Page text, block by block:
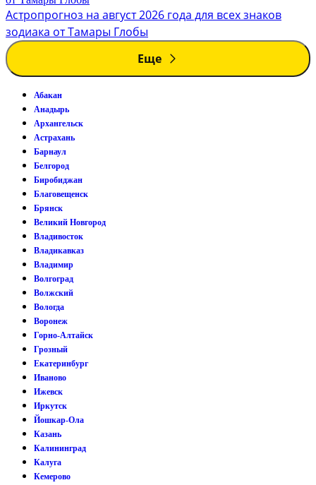
Астропрогноз на август 2026 года для всех знаков
зодиака от Тамары Глобы
Еще
Абакан
Анадырь
Архангельск
Астрахань
Барнаул
Белгород
Биробиджан
Благовещенск
Брянск
Великий Новгород
Владивосток
Владикавказ
Владимир
Волгоград
Волжский
Вологда
Воронеж
Горно-Алтайск
Грозный
Екатеринбург
Иваново
Ижевск
Иркутск
Йошкар-Ола
Казань
Калининград
Калуга
Кемерово